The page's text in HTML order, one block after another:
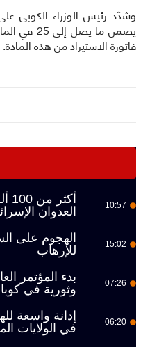
وشدّد رئيس الوزراء الكوبي
يضمن ما
فاتورة الاستيراد من هذه المادة.
10:57
العدوان
15:02
الهجوم على
للإرهاب
07:26
بدء المؤتمر
وثورية في كوبا
06:20
إدانة واسعة
في الولايات